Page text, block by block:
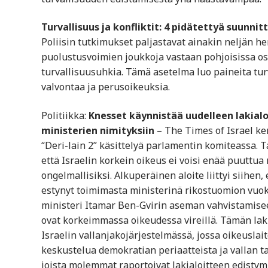
Turvallisuus ja konfliktit: 4 pidätettyä
Poliisin tutkimukset paljastavat ainakin neljän
puolustusvoimien joukkoja vastaan pohjoisissa
turvallisuusuhkia. Tämä asetelma luo paineita
valvontaa ja perusoikeuksia.
Politiikka: Knesset käynnistää uudelleen
ministerien nimityksiin – The Times of Israel
“Deri-lain 2” käsittelyä parlamentin komiteassa.
että Israelin korkein oikeus ei voisi enää
ongelmallisiksi. Alkuperäinen aloite liittyi siihen,
estynyt toimimasta ministerinä rikostuomion
ministeri Itamar Ben-Gvirin aseman
ovat korkeimmassa oikeudessa vireillä. Tämän
Israelin vallanjakojärjestelmässä, jossa
keskustelua demokratian periaatteista ja vallan
joista molemmat raportoivat lakialoitteen